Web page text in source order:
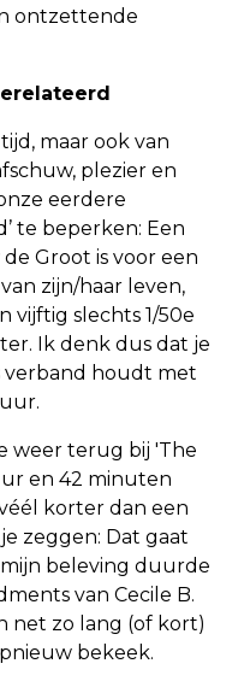
ontzettende
maar ook van
plezier en
eerdere
te beperken: Een
Groot is voor een
zijn/haar leven,
vijftig slechts 1/50e
Ik denk dus dat je
verband houdt met
weer terug bij 'The
en 42 minuten
korter dan een
zeggen: Dat gaat
beleving duurde
van Cecile B.
net zo lang (of kort)
bekeek.